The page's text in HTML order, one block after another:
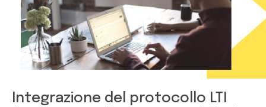
Integrazione del protocollo LTI